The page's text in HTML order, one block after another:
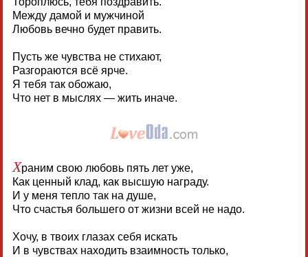
Между дамой и мужчиной
Любовь вечно будет править.
Пусть же чувства не стихают,
Разгораются всё ярче.
Я тебя так обожаю,
Что нет в мыслях — жить иначе.
Храним свою любовь пять лет уже,
Как ценный клад, как высшую награду.
И у меня тепло так на душе,
Что счастья большего от жизни всей не надо.
Хочу, в твоих глазах себя искать
И в чувствах находить взаимность только,